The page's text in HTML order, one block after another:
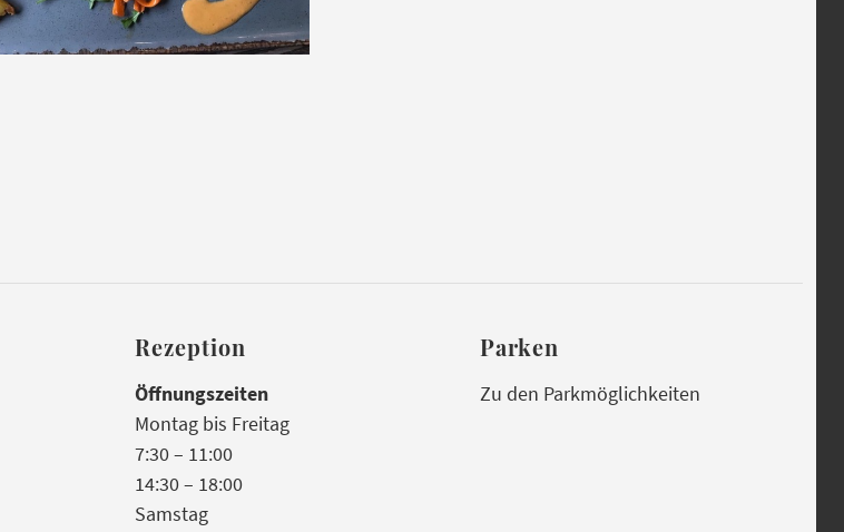
Rezeption
Öffnungszeiten
Montag bis Freitag
7:30 – 11:00
14:30 – 18:00
Samstag
Parken
Zu den Parkmöglichkeiten